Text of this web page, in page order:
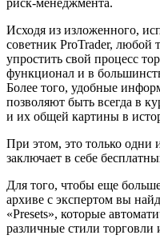
Исходя из изложенного,
советник ProTrader, любой
упростить свой процесс
функционал и в
Более того, удобные
позволяют быть всегда в
и их общей картины в
При этом, это только одни
заключает в себе
Для того, чтобы еще
архиве с экспертом вы
«Presets», которые
различные стили торговли